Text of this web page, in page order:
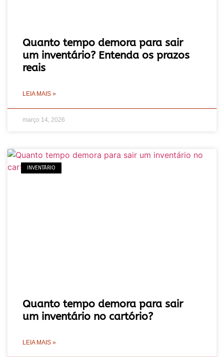
Quanto tempo demora para sair
um inventário? Entenda os prazos
reais
LEIA MAIS »
março 14, 2026
INVENTÁRIO
Quanto tempo demora para sair
um inventário no cartório?
LEIA MAIS »